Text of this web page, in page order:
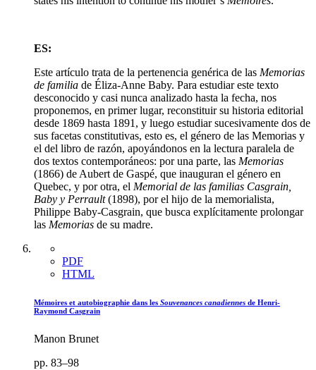
ES:
Este artículo trata de la pertenencia genérica de las Memorias
de familia de Éliza-Anne Baby. Para estudiar este texto
desconocido y casi nunca analizado hasta la fecha, nos
proponemos, en primer lugar, reconstituir su historia editorial
desde 1869 hasta 1891, y luego estudiar sucesivamente dos de
sus facetas constitutivas, esto es, el género de las Memorias y
el del libro de razón, apoyándonos en la lectura paralela de
dos textos contemporáneos: por una parte, las Memorias
(1866) de Aubert de Gaspé, que inauguran el género en
Quebec, y por otra, el Memorial de las familias Casgrain,
Baby y Perrault(1898), por el hijo de la memorialista,
Philippe Baby-Casgrain, que busca explícitamente prolongar
las Memorias de su madre.
PDF
HTML
Mémoires et autobiographie dans les Souvenances canadiennes de Henri-
Raymond Casgrain
Manon Brunet
pp. 83–98